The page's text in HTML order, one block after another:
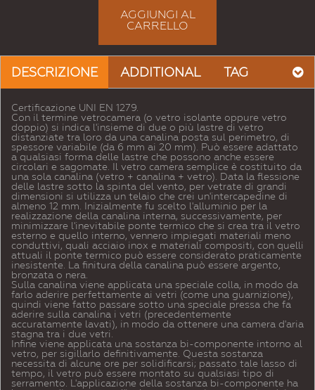
AGGIUNGI AL
CARRELLO
DESCRIZIONE ADDITIONAL TAG
Certificazione UNI EN 1279.
Con il termine vetrocamera (o vetro isolante oppure vetro
doppio) si indica l'insieme di due o più lastre di vetro
distanziate tra loro da una canalina posta sul perimetro, di
spessore variabile (da 6 mm ai 20 mm). Può essere adattato
a qualsiasi forma delle lastre che possono anche essere
circolari e sagomate. Il vetro camera semplice è costituito da
una sola canalina (vetro + canalina + vetro). Data la flessione
delle lastre sotto la spinta del vento, per vetrate di grandi
dimensioni si utilizza un telaio che crei un'intercapedine di
almeno 12 mm. Inizialmente fu scelto l'alluminio per la
realizzazione della canalina interna, successivamente, per
minimizzare l'inevitabile ponte termico che si crea tra il vetro
esterno e quello interno, vennero impiegati materiali meno
conduttivi, quali acciaio inox e materiali compositi, con quelli
attuali il ponte termico può essere considerato praticamente
inesistente. La finitura della canalina può essere argento,
bronzata o nera.
Sulla canalina viene applicata una speciale colla, in modo da
farlo aderire perfettamente ai vetri (come una guarnizione),
quindi viene fatto passare sotto una speciale pressa che fa
aderire sulla canalina i vetri (precedentemente
accuratamente lavati), in modo da ottenere una camera d'aria
stagna tra i due vetri.
Infine viene applicata una sostanza bi-componente intorno al
vetro, per sigillarlo definitivamente. Questa sostanza
necessita di alcune ore per solidificarsi; passato tale lasso di
tempo, il vetro può essere montato su qualsiasi tipo di
serramento. L'applicazione della sostanza bi-componente ha